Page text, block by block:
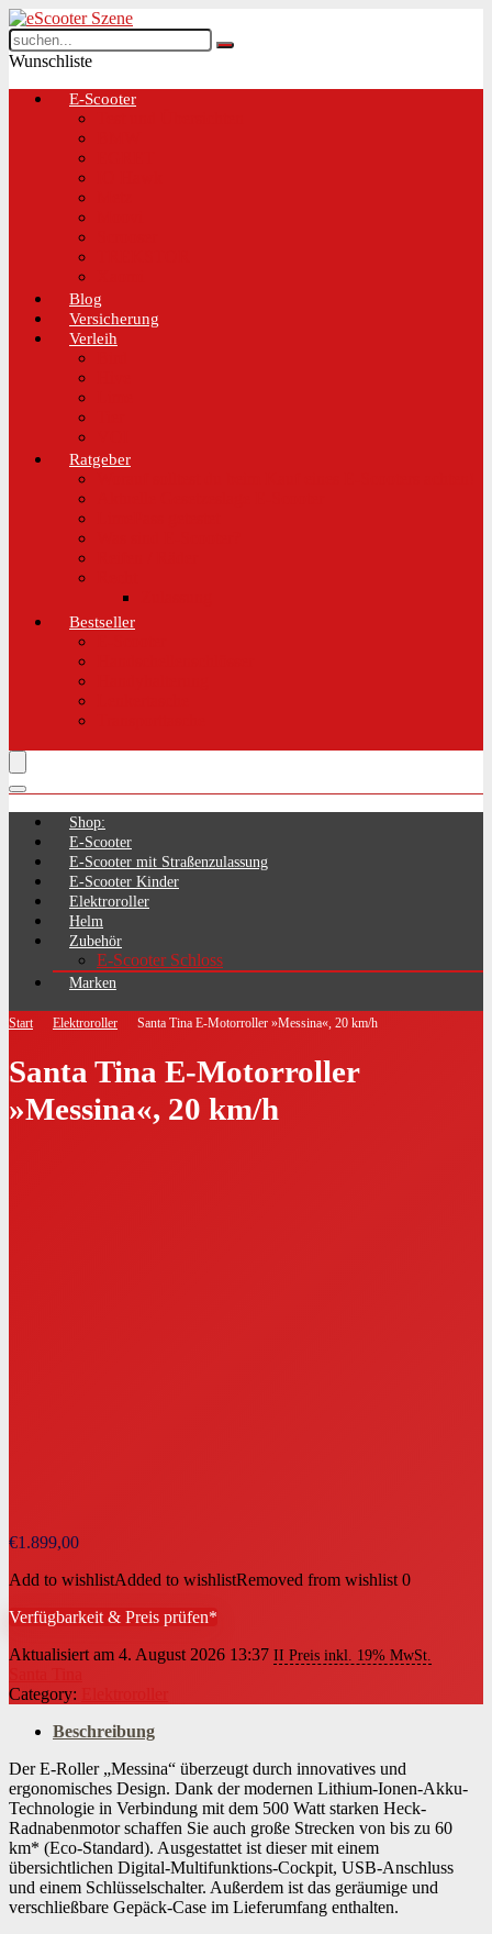
Wunschliste
E-Scooter
Blog
Versicherung
Verleih
Ratgeber
Bestseller
Shop:
E-Scooter
E-Scooter mit Straßenzulassung
E-Scooter Kinder
Elektroroller
Helm
Zubehör
E-Scooter Schloss
Marken
Start Elektroroller Santa Tina E-Motorroller »Messina«, 20 km/h
Santa Tina E-Motorroller
»Messina«, 20 km/h
€1.899,00
Add to wishlistAdded to wishlistRemoved from wishlist 0
Verfügbarkeit & Preis prüfen*
Aktualisiert am 4. August 2026 13:37 II Preis inkl. 19% MwSt.
Category:
Beschreibung
Der E-Roller „Messina“ überzeugt durch innovatives und
ergonomisches Design. Dank der modernen Lithium-Ionen-Akku-
Technologie in Verbindung mit dem 500 Watt starken Heck-
Radnabenmotor schaffen Sie auch große Strecken von bis zu 60
km* (Eco-Standard). Ausgestattet ist dieser mit einem
übersichtlichen Digital-Multifunktions-Cockpit, USB-Anschluss
und einem Schlüsselschalter. Außerdem ist das geräumige und
verschließbare Gepäck-Case im Lieferumfang enthalten.